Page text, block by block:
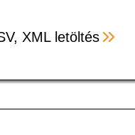
XML letöltés